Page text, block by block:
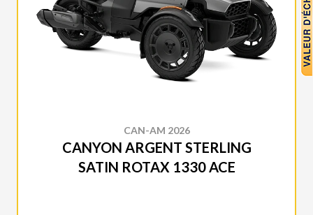
CAN-AM 2026
CANYON ARGENT STERLING
SATIN ROTAX 1330 ACE